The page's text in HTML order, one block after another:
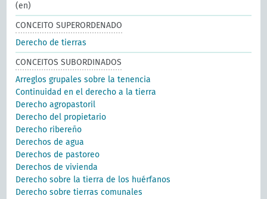
(en)
CONCEITO SUPERORDENADO
Derecho de tierras
CONCEITOS SUBORDINADOS
Arreglos grupales sobre la tenencia
Continuidad en el derecho a la tierra
Derecho agropastoril
Derecho del propietario
Derecho ribereño
Derechos de agua
Derechos de pastoreo
Derechos de vivienda
Derecho sobre la tierra de los huérfanos
Derecho sobre tierras comunales